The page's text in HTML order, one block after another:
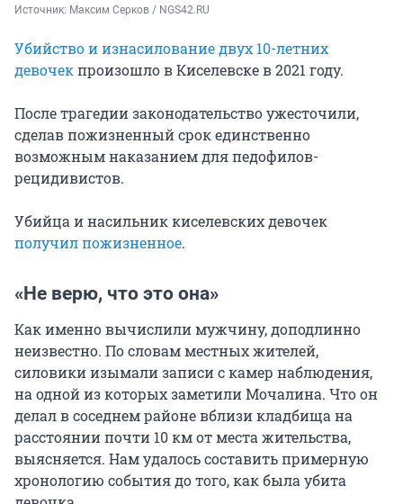
Источник: Максим Серков / NGS42.RU
Убийство и изнасилование двух 10-летних
девочекпроизошло в Киселевске в 2021 году.
После трагедии законодательство ужесточили,
сделав пожизненный срок единственно
возможным наказанием для педофилов-
рецидивистов.
Убийца и насильник киселевских девочек
получил пожизненное.
«Не верю, что это она»
Как именно вычислили мужчину, доподлинно
неизвестно. По словам местных жителей,
силовики изымали записи с камер наблюдения,
на одной из которых заметили Мочалина. Что он
делал в соседнем районе вблизи кладбища на
расстоянии почти 10 км от места жительства,
выясняется. Нам удалось составить примерную
хронологию события до того, как была убита